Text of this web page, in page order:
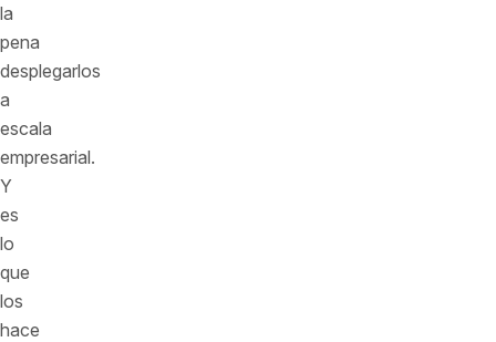
la
pena
desplegarlos
a
escala
empresarial.
Y
es
lo
que
los
hace